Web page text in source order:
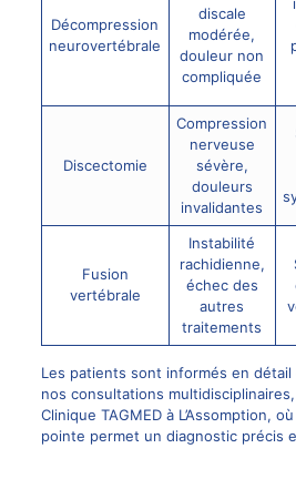
Décompression
neurovertébrale
discale
modérée,
douleur non
compliquée
Discectomie
Compression
nerveuse
sévère,
douleurs
invalidantes
Fusion
vertébrale
Instabilité
rachidienne,
échec des
autres
traitements
Les patients sont informés en
nos consultations
Clinique TAGMED à L’Assomption,
pointe permet un diagnostic précis